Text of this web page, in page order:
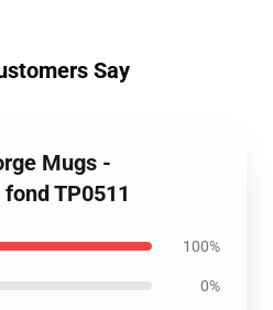
Say
Mugs -
TP0511
100%
0%